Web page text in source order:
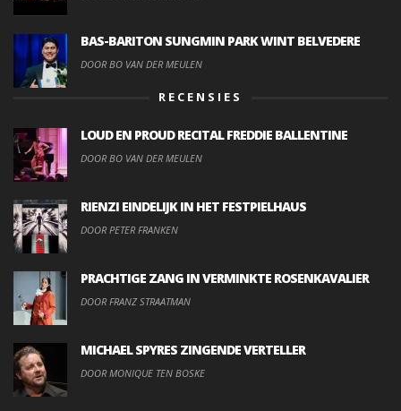
BAS-BARITON SUNGMIN PARK WINT BELVEDERE
DOOR BO VAN DER MEULEN
RECENSIES
LOUD EN PROUD RECITAL FREDDIE BALLENTINE
DOOR BO VAN DER MEULEN
RIENZI EINDELIJK IN HET FESTPIELHAUS
DOOR PETER FRANKEN
PRACHTIGE ZANG IN VERMINKTE ROSENKAVALIER
DOOR FRANZ STRAATMAN
MICHAEL SPYRES ZINGENDE VERTELLER
DOOR MONIQUE TEN BOSKE